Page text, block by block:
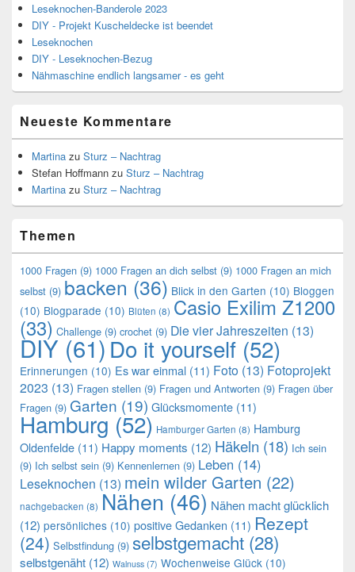
Leseknochen-Banderole 2023
DIY - Projekt Kuscheldecke ist beendet
Leseknochen
DIY - Leseknochen-Bezug
Nähmaschine endlich langsamer - es geht
Neueste Kommentare
Martina zu Sturz – Nachtrag
Stefan Hoffmann zu Sturz – Nachtrag
Martina zu Sturz – Nachtrag
Themen
1000 Fragen (9) 1000 Fragen an dich selbst (9) 1000 Fragen an mich
selbst (9) backen (36) Blick in den Garten (10) Bloggen
(10) Blogparade (10) Blüten (8) Casio Exilim Z1200
(33) Challenge (9) crochet (9) Die vier Jahreszeiten (13)
DIY (61)Do it yourself (52)
Erinnerungen (10) Es war einmal (11) Foto (13) Fotoprojekt
2023 (13) Fragen stellen (9) Fragen und Antworten (9) Fragen über
Fragen (9) Garten (19) Glücksmomente (11)
Hamburg (52) Hamburger Garten (8) Hamburg
Oldenfelde (11) Happy moments (12) Häkeln (18) Ich sein
(9) Ich selbst sein (9) Kennenlernen (9) Leben (14)
Leseknochen (13) mein wilder Garten (22)
nachgebacken (8) Nähen (46) Nähen macht glücklich
(12) persönliches (10) positive Gedanken (11) Rezept
(24) Selbstfindung (9) selbstgemacht (28)
selbstgenäht (12) Walnuss (7) Wochenweise Glück (10)